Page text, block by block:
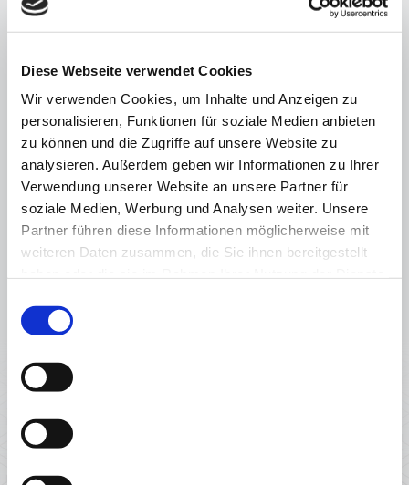
Diese Webseite verwendet Cookies
Wir verwenden Cookies, um Inhalte und Anzeigen zu
personalisieren, Funktionen für soziale Medien anbieten
zu können und die Zugriffe auf unsere Website zu
analysieren. Außerdem geben wir Informationen zu Ihrer
Verwendung unserer Website an unsere Partner für
soziale Medien, Werbung und Analysen weiter. Unsere
Partner führen diese Informationen möglicherweise mit
weiteren Daten zusammen, die Sie ihnen bereitgestellt
kamen hochwertige Systeme von
Balkon, die wenig Platz braucht
und sich unauffällig einfügt. Eine
praktische Drehtür mit
magnetischem
Schließmechanismus sorgt für
bequemes Öffnen und Schließen.
An allen Fenstern wurden
wetterfeste Fliegengitter montiert,
die einfach eingeklipst und bei
Bedarf abgenommen werden